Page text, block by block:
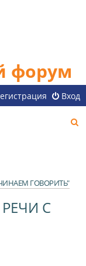
форум
Вход
ГОВОРИТЬ"
С